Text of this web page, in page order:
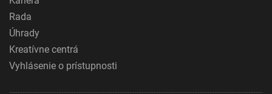
Rada
Úhrady
Kreatívne centrá
Vyhlásenie o prístupnosti